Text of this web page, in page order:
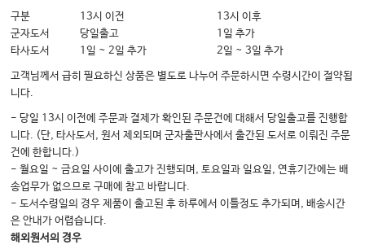
구분 13시 이전
13시 이후
군자도서
당일출고
1일 추가
타사도서
1일 ~ 2일 추가 2일 ~ 3일 추가
고객님께서 급히 필요하신 상품은 별도로 나누어 주문하시면 수령시간이 절약됩
니다.
- 당일 13시 이전에 주문과 결제가 확인된 주문건에 대해서 당일출고를 진행합
니다. (단, 타사도서, 원서 제외되며 군자출판사에서 출간된 도서로 이뤄진 주문
건에 한합니다.)
- 월요일 ~ 금요일 사이에 출고가 진행되며, 토요일과 일요일, 연휴기간에는 배
송업무가 없으므로 구매에 참고 바랍니다.
- 도서수령일의 경우 제품이 출고된 후 하루에서 이틀정도 추가되며, 배송시간
은 안내가 어렵습니다.
해외원서의 경우